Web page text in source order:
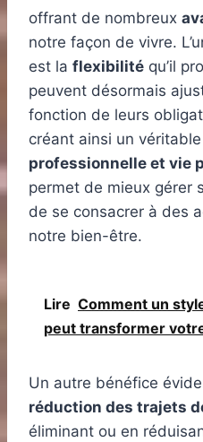
offrant de nombreux
notre façon de vivre.
est la flexibilité qu’il
peuvent désormais
fonction de leurs
créant ainsi un véritable
professionnelle et vie
permet de mieux gérer
de se consacrer à des
notre bien-être.
Lire Comment un
peut transformer
Un autre bénéfice
réduction des trajets
éliminant ou en